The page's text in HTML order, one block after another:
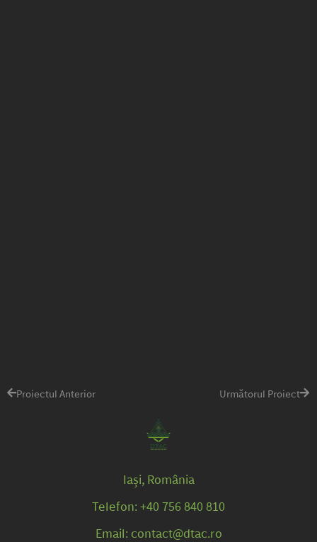
Proiectul Anterior Următorul Proiect
Iași, România
Telefon: +40 756 840 810
Email: contact@dtac.ro